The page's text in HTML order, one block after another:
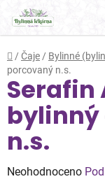
obsah
Domů
/ Čaje / Bylinné
porcovaný n.s.
Serafin
n.s.
Průměrné
Neohodnoceno